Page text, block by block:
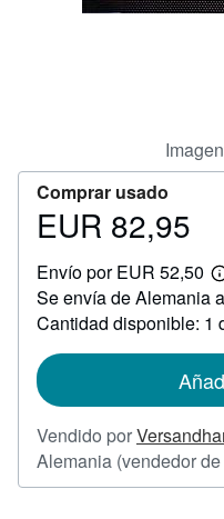
Comprar usado
Precio
82,95
EUR 82,95
Envío por EUR 52,50
Se envía de Alemania
Cantidad disponible: 1
Vendido por
Alemania (vendedor